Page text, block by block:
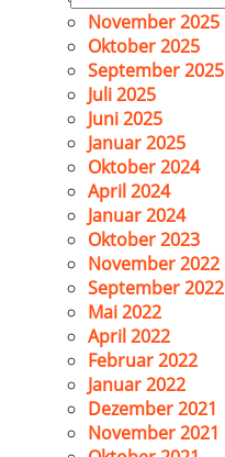
nach:
November 2025
Oktober 2025
September 2025
Juli 2025
Juni 2025
Januar 2025
Oktober 2024
April 2024
Januar 2024
Oktober 2023
November 2022
September 2022
Mai 2022
April 2022
Februar 2022
Januar 2022
Dezember 2021
November 2021